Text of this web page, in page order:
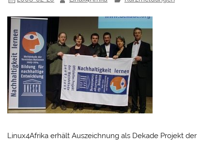
Linux4Afrika erhält Auszeichnung als Dekade Projekt der